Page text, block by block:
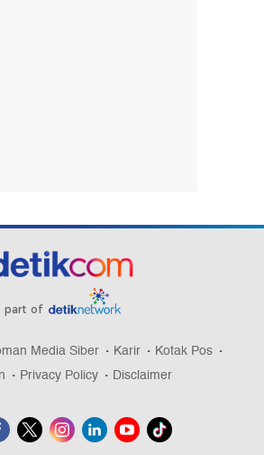
part of
Media Siber Karir
Kotak Pos
Privacy Policy Disclaimer